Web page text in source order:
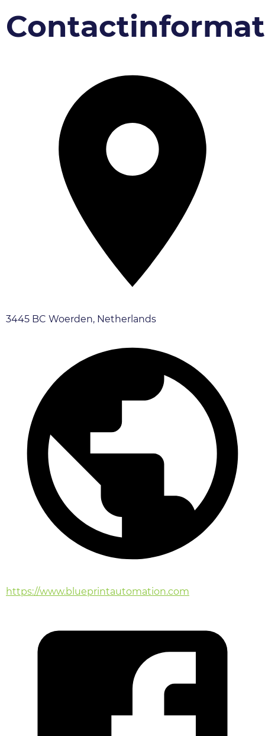
3445 BC Woerden, Netherlands
https://www.blueprintautomation.com